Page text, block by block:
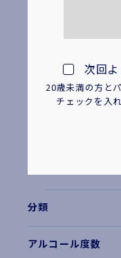
次回
20歳未満の方と
チェックを入